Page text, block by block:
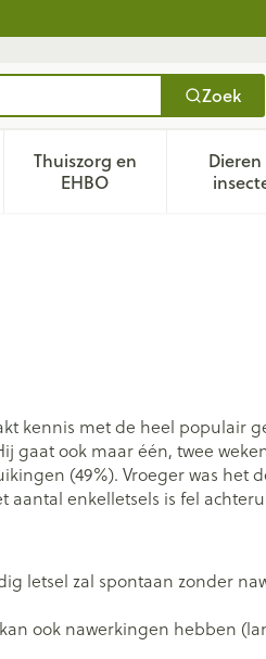
Zoek
categorie
voor Natuur
Thuiszorg en
EHBOToon submenu voor
Dieren
kennis met de heel populair
gaat ook maar één, twee
(49%). Vroeger was het
aantal enkelletsels is fel
letsel zal spontaan zonder
ook nawerkingen hebben